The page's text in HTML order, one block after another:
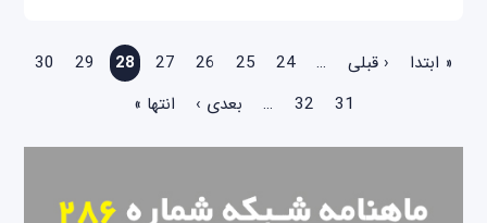
صفحه‌ها
« ابتدا ‹ قبلی …
24
25
26
27
28
29
30
31
32
… بعدی › انتها »